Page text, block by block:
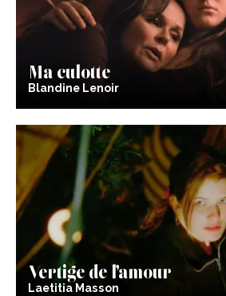
Ma culotte
Blandine Lenoir
Vertige de l’amour
Laetitia Masson